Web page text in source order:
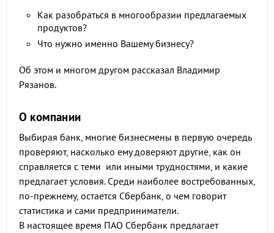
Как разобраться в многообразии предлагаемых
продуктов?
Что нужно именно Вашему бизнесу?
Об этом и многом другом рассказал Владимир
Рязанов.
О компании
Выбирая банк, многие бизнесмены в первую очередь
проверяют, насколько ему доверяют другие, как он
справляется с теми или иными трудностями, и какие
предлагает условия. Среди наиболее востребованных,
по-прежнему, остается Сбербанк, о чем говорит
статистика и сами предприниматели.
В настоящее время ПАО Сбербанк предлагает